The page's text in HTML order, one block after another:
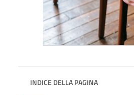
INDICE DELLA PAGINA